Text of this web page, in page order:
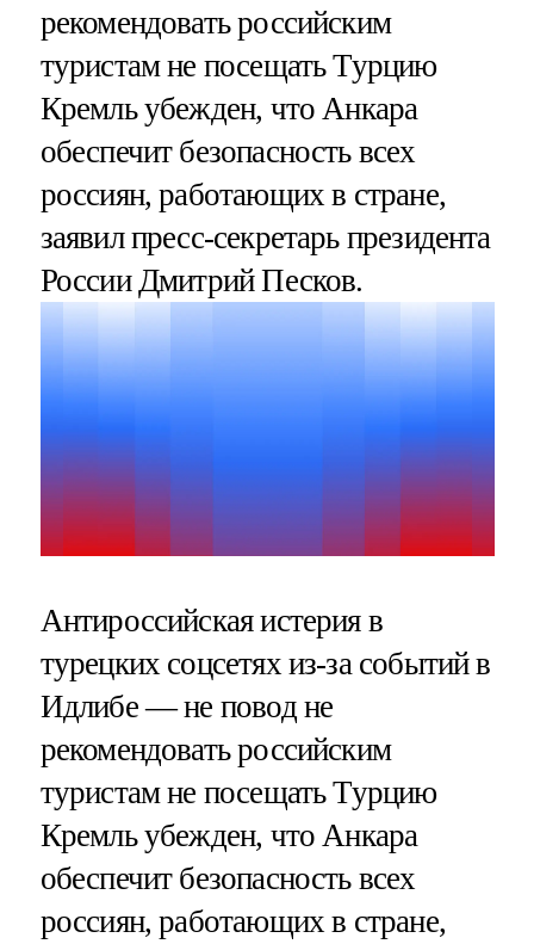
рекомендовать российским
туристам не посещать Турцию
Кремль убежден, что Анкара
обеспечит безопасность всех
россиян, работающих в стране,
заявил пресс-секретарь президента
России Дмитрий Песков.
Антироссийская истерия в
турецких соцсетях из-за событий в
Идлибе — не повод не
рекомендовать российским
туристам не посещать Турцию
Кремль убежден, что Анкара
обеспечит безопасность всех
россиян, работающих в стране,